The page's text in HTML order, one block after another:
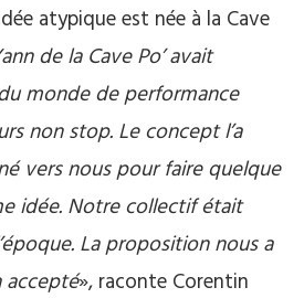
atypique est née à la Cave
de la Cave Po’ avait
monde de performance
non stop. Le concept l’a
vers nous pour faire quelque
idée. Notre collectif était
La proposition nous a
accepté», raconte Corentin